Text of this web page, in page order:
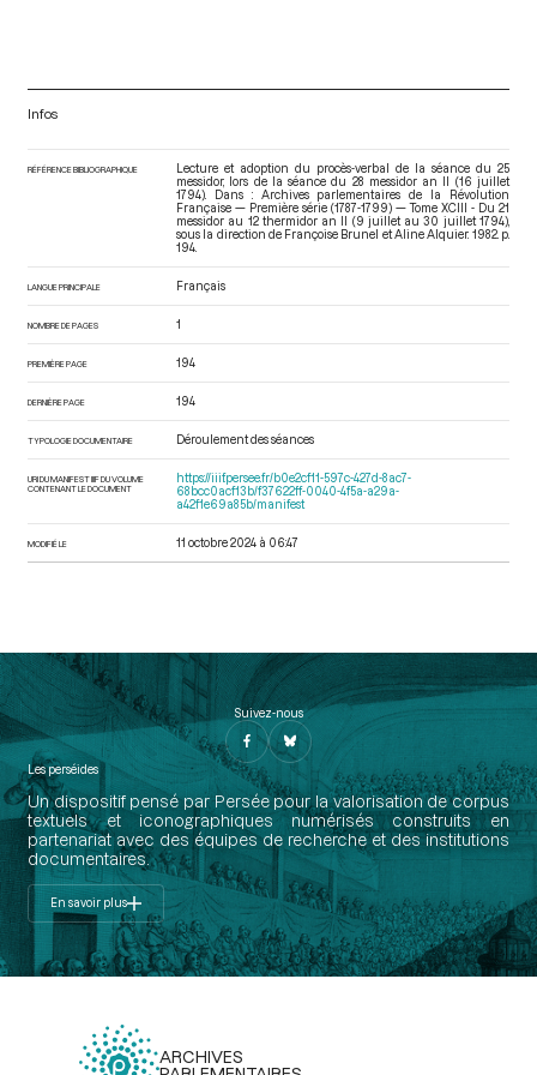
Infos
RÉFÉRENCE BIBLIOGRAPHIQUE
Lecture et adoption du procès-verbal de la séance du 25
messidor, lors de la séance du 28 messidor an II (16 juillet
1794). Dans : Archives parlementaires de la Révolution
Française — Première série (1787-1799) — Tome XCIII - Du 21
messidor au 12 thermidor an II (9 juillet au 30 juillet 1794),
sous la direction de Françoise Brunel et Aline Alquier. 1982. p.
194.
LANGUE PRINCIPALE Français
NOMBRE DE PAGES 1
PREMIÈRE PAGE 194
DERNIÈRE PAGE 194
TYPOLOGIE DOCUMENTAIRE Déroulement des séances
URI DU MANIFEST IIIF DU VOLUME
CONTENANT LE DOCUMENT
https://iiif.persee.fr/b0e2cf11-597c-427d-8ac7-
68bcc0acf13b/f37622ff-0040-4f5a-a29a-
a42f1e69a85b/manifest
MODIFIÉ LE 11 octobre 2024 à 06:47
Suivez-nous
Les perséides
Un dispositif pensé par Persée pour la valorisation de corpus
textuels et iconographiques numérisés construits en
partenariat avec des équipes de recherche et des institutions
documentaires.
En savoir plus
ARCHIVES